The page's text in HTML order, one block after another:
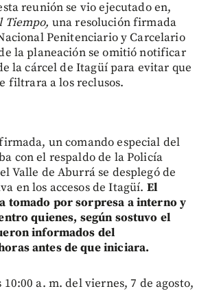
reunión se vio ejecutado en,
Tiempo, una resolución firmada
Penitenciario y Carcelario
la planeación se omitió notificar
la cárcel de Itagüí para evitar que
filtrara a los reclusos.
un comando especial del
con el respaldo de la Policía
Valle de Aburrá se desplegó de
en los accesos de Itagüí. El
tomado por sorpresa a interno y
quienes, según sostuvo el
informados del
antes de que iniciara.
a. m. del viernes, 7 de agosto,